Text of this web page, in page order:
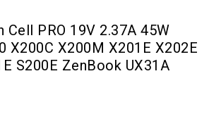
Cell PRO 19V 2.37A 45W
X200C X200M X201E X202E
S200E ZenBook UX31A